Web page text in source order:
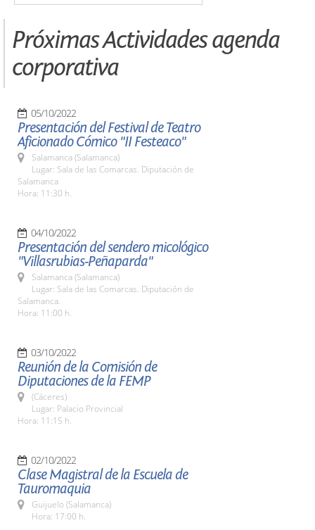
Próximas Actividades agenda
corporativa
05/10/2022
Presentación del Festival de Teatro
Aficionado Cómico "II Festeaco"
Salamanca (Salamanca)
Lugar: Sala de las Comarcas. Diputación de
Salamanca
Hora: 11:30 h.
04/10/2022
Presentación del sendero micológico
"Villasrubias-Peñaparda"
Salamanca (Salamanca)
Lugar: Sala de las Comarcas. Diputación de
Salamanca.
Hora: 11:00 h.
03/10/2022
Reunión de la Comisión de
Diputaciones de la FEMP
(Cáceres)
Lugar: Palacio Provincial
Hora: 11:15 h.
02/10/2022
Clase Magistral de la Escuela de
Tauromaquia
Guijuelo (Salamanca)
Hora: 17:00 h.